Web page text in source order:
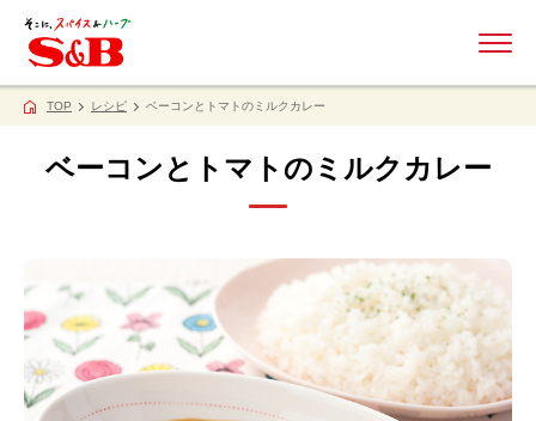
TOP レシピ ベーコンとトマトのミルクカレー
ベーコンとトマトのミルクカレー